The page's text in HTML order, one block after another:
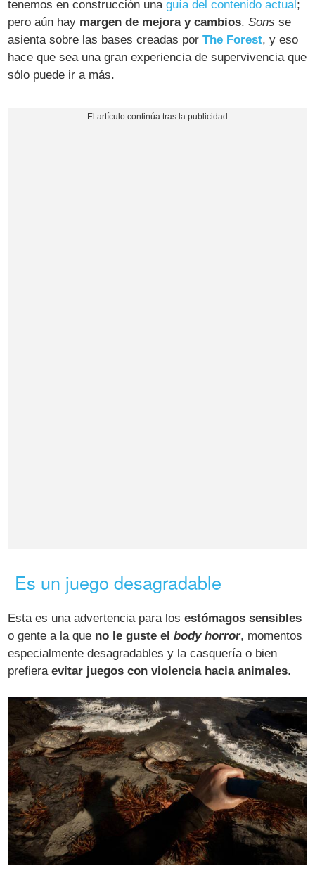
tenemos en construcción unaguía del contenido actual ;
pero aún hay margen de mejora y cambios.Sons se
asienta sobre las bases creadas porThe Forest, y eso
hace que sea una gran experiencia de supervivencia que
sólo puede ir a más.
Es un juego desagradable
Esta es una advertencia para losestómagos sensibles
o gente a la que no le guste elbody horror, momentos
especialmente desagradables y la casquería o bien
prefieraevitar juegos con violencia hacia animales.